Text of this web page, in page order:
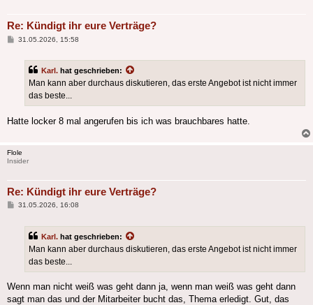
Re: Kündigt ihr eure Verträge?
Beitrag
31.05.2026, 15:58
Karl. hat geschrieben:
Man kann aber durchaus diskutieren, das erste Angebot ist nicht immer
das beste...
Hatte locker 8 mal angerufen bis ich was brauchbares hatte.
Flole
Insider
Re: Kündigt ihr eure Verträge?
Beitrag
31.05.2026, 16:08
Karl. hat geschrieben:
Man kann aber durchaus diskutieren, das erste Angebot ist nicht immer
das beste...
Wenn man nicht weiß was geht dann ja, wenn man weiß was geht dann
sagt man das und der Mitarbeiter bucht das, Thema erledigt. Gut, das